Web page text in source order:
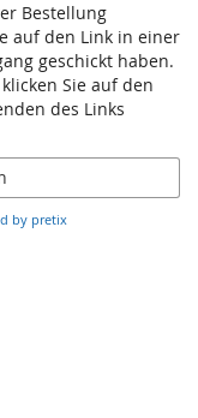
Bestellung
auf den Link in einer
geschickt haben.
Sie auf den
des Links
by pretix